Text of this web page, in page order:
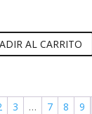
AL CARRITO
3 … 7 8 9